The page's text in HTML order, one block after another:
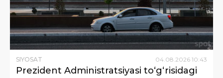
SIYOSAT 04 08 2026 10:43
Prezident Administratsiyasi to‘g‘risidagi